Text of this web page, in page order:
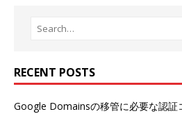
RECENT POSTS
Google Domainsの移管に必要な認証